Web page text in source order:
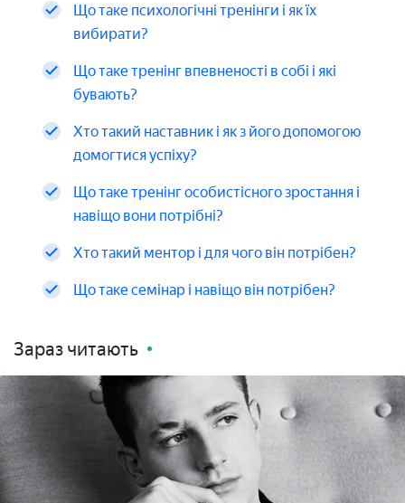
Що таке психологічні тренінги і як їх
вибирати?
Що таке тренінг впевненості в собі і які
бувають?
Хто такий наставник і як з його допомогою
домогтися успіху?
Що таке тренінг особистісного зростання і
навіщо вони потрібні?
Хто такий ментор і для чого він потрібен?
Що таке семінар і навіщо він потрібен?
Зараз читають